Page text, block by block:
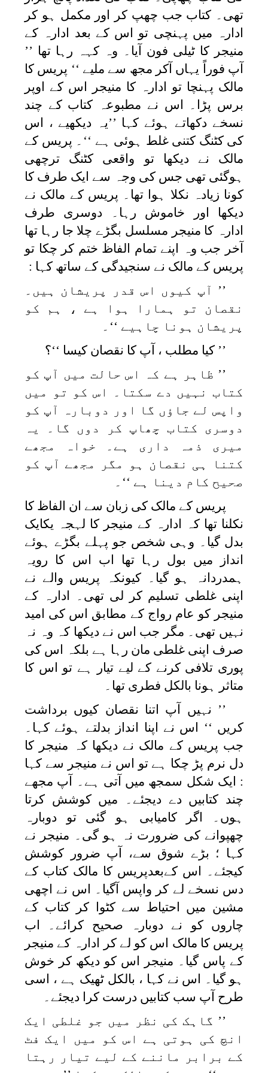
تھی۔ کتاب جب چھپ کر اور مکمل ہو کر
ادارہ میں پہنچی تو اس کے بعد ادارہ کے
منیجر کا ٹیلی فون آیا۔ وہ کہہ رہا تھا ’’
آپ فوراً یہاں آکر مجھ سے ملیے ‘‘ پریس کا
مالک پہنچا تو ادارہ کا منیجر اس کے اوپر
برس پڑا۔ اس نے مطبوعہ کتاب کے چند
نسخے دکھاتے ہوئے کہا ’’یہ دیکھیے ، اس
کی کٹنگ کتنی غلط ہوئی ہے ‘‘۔ پریس کے
مالک نے دیکھا تو واقعی کٹنگ ترچھی
ہوگئی تھی جس کی وجہ سے ایک طرف کا
کونا زیادہ نکلا ہوا تھا۔ پریس کے مالک نے
دیکھا اور خاموش رہا۔ دوسری طرف
ادارہ کا منیجر مسلسل بگڑے چلا جا رہا تھا
آخر جب وہ اپنے تمام الفاظ ختم کر چکا تو
پریس کے مالک نے سنجیدگی کے ساتھ کہا :
’’ آپ کیوں اس قدر پریشان ہیں۔
نقصان تو ہمارا ہوا ہے ، ہم کو
پریشان ہونا چاہیے ‘‘۔
’’ کیا مطلب ، آپ کا نقصان کیسا ‘‘؟
’’ ظاہر ہے کہ اس حالت میں آپ کو
کتاب نہیں دے سکتا۔ اس کو تو میں
واپس لے جاؤں گا اور دوبارہ آپ کو
دوسری کتاب چھاپ کر دوں گا۔ یہ
میری ذمہ داری ہے۔ خواہ مجھے
کتنا ہی نقصان ہو مگر مجھے آپ کو
صحیح کام دینا ہے ‘‘۔
پریس کے مالک کی زبان سے ان الفاظ کا
نکلنا تھا کہ ادارہ کے منیجر کا لہجہ یکایک
بدل گیا۔ وہی شخص جو پہلے بگڑے ہوئے
انداز میں بول رہا تھا اب اس کا رویہ
ہمدردانہ ہو گیا۔ کیونکہ پریس والے نے
اپنی غلطی تسلیم کر لی تھی۔ ادارہ کے
منیجر کو عام رواج کے مطابق اس کی امید
نہیں تھی۔ مگر جب اس نے دیکھا کہ وہ نہ
صرف اپنی غلطی مان رہا ہے بلکہ اس کی
پوری تلافی کرنے کے لیے تیار ہے تو اس کا
متاثر ہونا بالکل فطری تھا۔
’’ نہیں آپ اتنا نقصان کیوں برداشت
کریں ‘‘ اس نے اپنا انداز بدلتے ہوئے کہا۔
جب پریس کے مالک نے دیکھا کہ منیجر کا
دل نرم پڑ چکا ہے تو اس نے منیجر سے کہا
: ایک شکل سمجھ میں آتی ہے۔ آپ مجھے
چند کتابیں دے دیجئے۔ میں کوشش کرتا
ہوں۔ اگر کامیابی ہو گئی تو دوبارہ
چھپوانے کی ضرورت نہ ہو گی۔ منیجر نے
کہا ؛ بڑے شوق سے، آپ ضرور کوشش
کیجئے۔ اس کےبعدپریس کا مالک کتاب کے
دس نسخے لے کر واپس آگیا۔ اس نے اچھی
مشین میں احتیاط سے کٹوا کر کتاب کے
چاروں کو نے دوبارہ صحیح کرائے۔ اب
پریس کا مالک اس کو لے کر ادارہ کے منیجر
کے پاس گیا۔ منیجر اس کو دیکھ کر خوش
ہو گیا۔ اس نے کہا ، بالکل ٹھیک ہے ، اسی
طرح آپ سب کتابیں درست کرا دیجئے۔
’’ گاہک کی نظر میں جو غلطی ایک
انچ کی ہوتی ہے اس کو میں ایک فٹ
کے برابر ماننے کے لیے تیار رہتا